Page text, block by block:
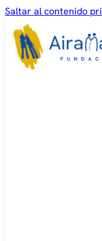
Saltar al contenido